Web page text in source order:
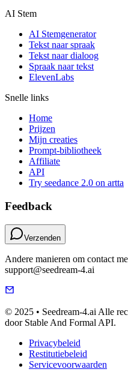
AI Stem
AI Stemgenerator
Tekst naar spraak
Tekst naar dialoog
Spraak naar tekst
ElevenLabs
Snelle links
Home
Prijzen
Mijn creaties
Prompt-bibliotheek
Affiliate
API
Try seedance 2.0 on artta
Feedback
Verzenden
Andere manieren om contact
support@seedream-4.ai
© 2025 • Seedream-4.ai Alle
door Stable And Formal API.
Privacybeleid
Restitutiebeleid
Servicevoorwaarden